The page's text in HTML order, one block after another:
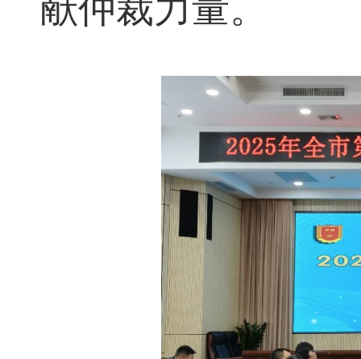
献仲裁力量。